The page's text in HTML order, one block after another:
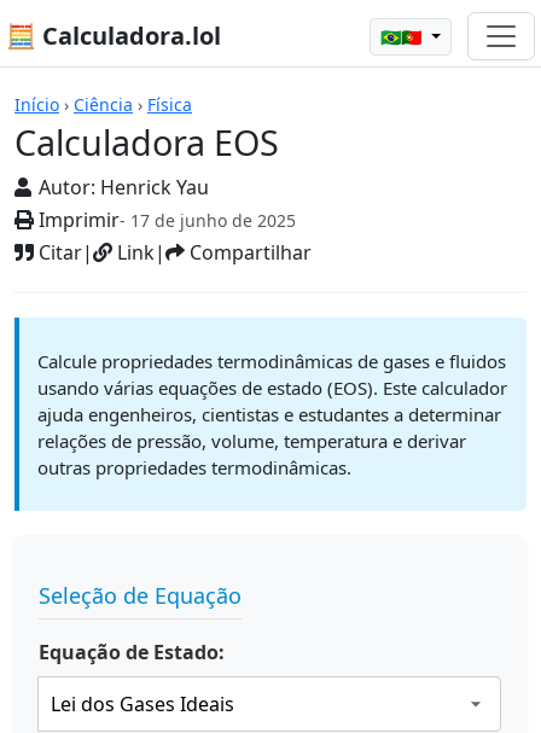
🧮 Calculadora.lol 🇧🇷🇵🇹
Início › Ciência › Física
Calculadora EOS
Autor: Henrick Yau
Imprimir- 17 de junho de 2025
Citar| Link| Compartilhar
Calculadoras
Calcule propriedades termodinâmicas de gases e fluidos
usando várias equações de estado (EOS). Este calculador
ajuda engenheiros, cientistas e estudantes a determinar
relações de pressão, volume, temperatura e derivar
outras propriedades termodinâmicas.
Seleção de Equação
Equação de Estado: